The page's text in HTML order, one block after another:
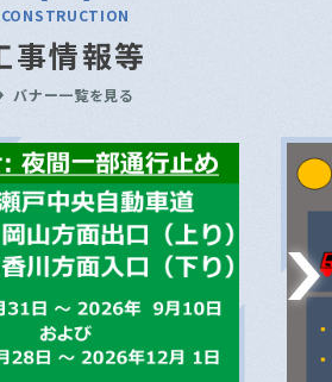
CONSTRUCTION
事情報等
バナー一覧を見る